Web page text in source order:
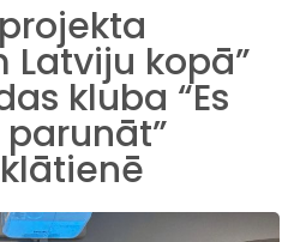
Latviju kopā”
kluba “Es